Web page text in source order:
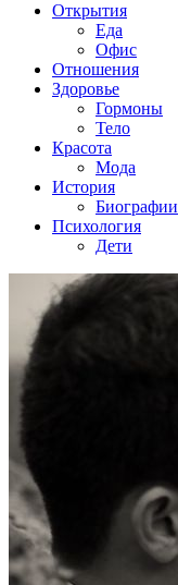
Открытия
Еда
Офис
Отношения
Здоровье
Гормоны
Тело
Красота
Мода
История
Биографии
Психология
Дети